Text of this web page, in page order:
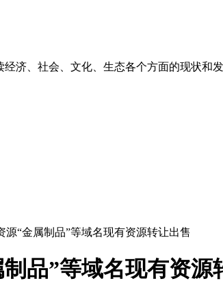
济、社会、文化、生态各个方面的现状和
源“金属制品”等域名现有资源转让出售
品”等域名现有资源